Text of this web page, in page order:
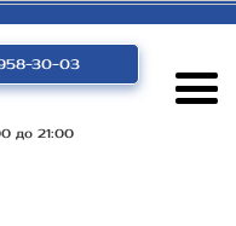
958-30-03
до 21:00